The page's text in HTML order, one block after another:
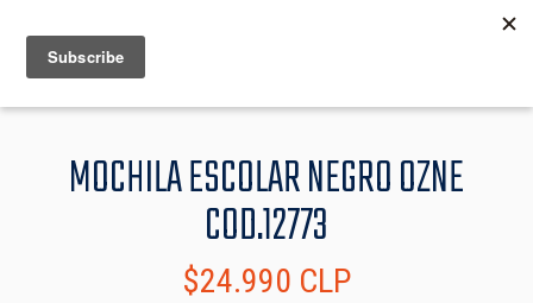
MENU
MOCHILA ESCOLAR NEGRO OZNE
COD.12773
$24.990 CLP